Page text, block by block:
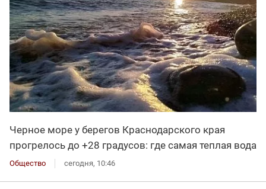
Черное море у берегов Краснодарского края
прогрелось до +28 градусов: где самая теплая вода
Общество сегодня, 10:46